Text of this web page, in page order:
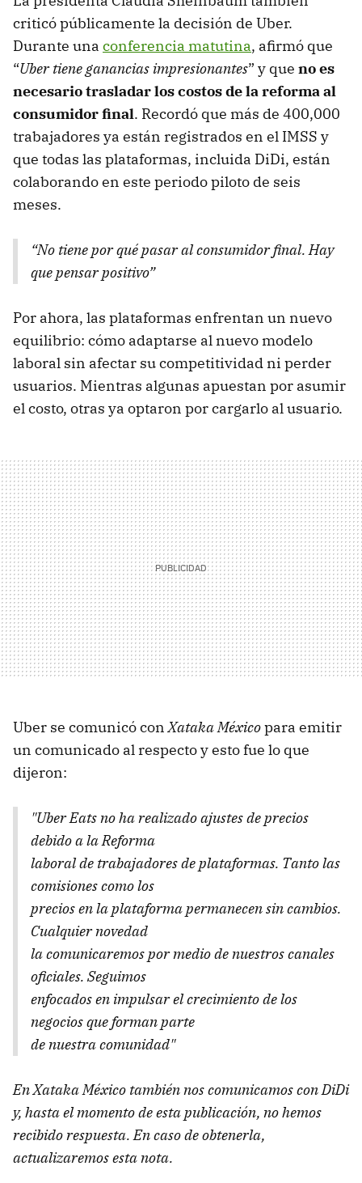
criticó públicamente la decisión de Uber.
Durante una conferencia matutina, afirmó que
“Uber tiene ganancias impresionantes” y que no es
necesario trasladar los costos de la reforma al
consumidor final. Recordó que más de 400,000
trabajadores ya están registrados en el IMSS y
que todas las plataformas, incluida DiDi, están
colaborando en este periodo piloto de seis
meses.
“No tiene por qué pasar al consumidor final. Hay
que pensar positivo”
Por ahora, las plataformas enfrentan un nuevo
equilibrio: cómo adaptarse al nuevo modelo
laboral sin afectar su competitividad ni perder
usuarios. Mientras algunas apuestan por asumir
el costo, otras ya optaron por cargarlo al usuario.
Uber se comunicó conXataka Méxicopara emitir
un comunicado al respecto y esto fue lo que
dijeron:
"Uber Eats no ha realizado ajustes de precios
debido a la Reforma
laboral de trabajadores de plataformas. Tanto las
comisiones como los
precios en la plataforma permanecen sin cambios.
Cualquier novedad
la comunicaremos por medio de nuestros canales
oficiales. Seguimos
enfocados en impulsar el crecimiento de los
negocios que forman parte
de nuestra comunidad"
En Xataka México también nos comunicamos con DiDi
y, hasta el momento de esta publicación, no hemos
recibido respuesta. En caso de obtenerla,
actualizaremos esta nota.